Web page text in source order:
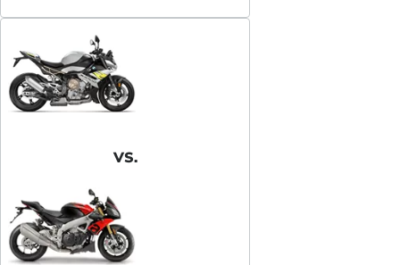
VS.